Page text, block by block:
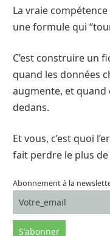
La vraie
une formule qui
C’est construire un
quand les données
augmente, et quand
dedans.
Et vous, c’est quoi
fait perdre le plus de
Abonnement à la